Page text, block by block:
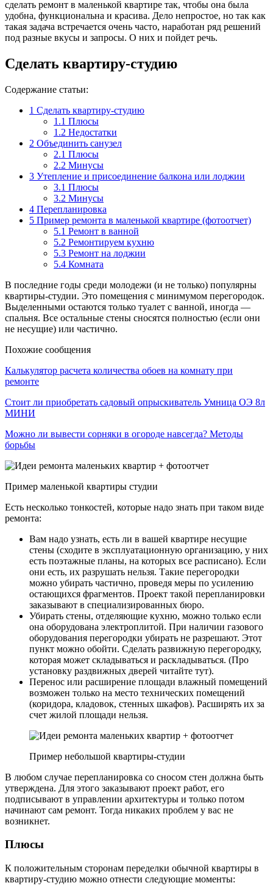
сделать ремонт в маленькой квартире так, чтобы она была
удобна, функциональна и красива. Дело непростое, но так как
такая задача встречается очень часто, наработан ряд решений
под разные вкусы и запросы. О них и пойдет речь.
Сделать квартиру-студию
Содержание статьи:
1 Сделать квартиру-студию
1.1 Плюсы
1.2 Недостатки
2 Объединить санузел
2.1 Плюсы
2.2 Минусы
3 Утепление и присоединение балкона или лоджии
3.1 Плюсы
3.2 Минусы
4 Перепланировка
5 Пример ремонта в маленькой квартире (фотоотчет)
5.1 Ремонт в ванной
5.2 Ремонтируем кухню
5.3 Ремонт на лоджии
5.4 Комната
В последние годы среди молодежи (и не только) популярны
квартиры-студии. Это помещения с минимумом перегородок.
Выделенными остаются только туалет с ванной, иногда —
спальня. Все остальные стены сносятся полностью (если они
не несущие) или частично.
Похожие сообщения
Калькулятор расчета количества обоев на комнату при
ремонте
Стоит ли приобретать садовый опрыскиватель Умница ОЭ 8л
МИНИ
Можно ли вывести сорняки в огороде навсегда? Методы
борьбы
Пример маленькой квартиры студии
Есть несколько тонкостей, которые надо знать при таком виде
ремонта:
Вам надо узнать, есть ли в вашей квартире несущие
стены (сходите в эксплуатационную организацию, у них
есть поэтажные планы, на которых все расписано). Если
они есть, их разрушать нельзя. Такие перегородки
можно убирать частично, проведя меры по усилению
остающихся фрагментов. Проект такой перепланировки
заказывают в специализированных бюро.
Убирать стены, отделяющие кухню, можно только если
она оборудована электроплитой. При наличии газового
оборудования перегородки убирать не разрешают. Этот
пункт можно обойти. Сделать развижную перегородку,
которая может складываться и раскладываться. (Про
установку раздвижных дверей читайте тут).
Перенос или расширение площади влажный помещений
возможен только на место технических помещений
(коридора, кладовок, стенных шкафов). Расширять их за
счет жилой площади нельзя.
Пример небольшой квартиры-студии
В любом случае перепланировка со сносом стен должна быть
утверждена. Для этого заказывают проект работ, его
подписывают в управлении архитектуры и только потом
начинают сам ремонт. Тогда никаких проблем у вас не
возникнет.
Плюсы
К положительным сторонам переделки обычной квартиры в
квартиру-студию можно отнести следующие моменты: